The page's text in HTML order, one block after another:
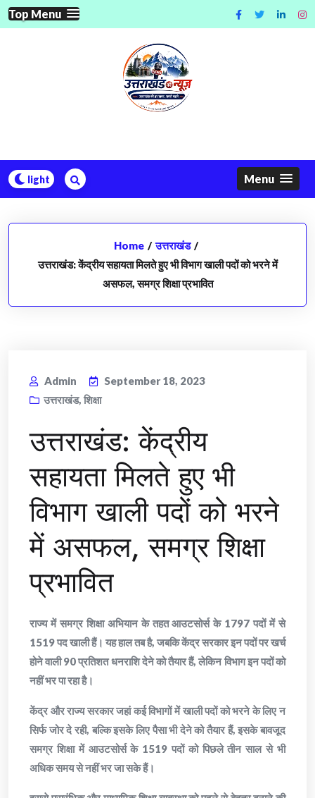
Skip
to
Top Menu
Menu
Home / उत्तराखंड /
उत्तराखंड: केंद्रीय सहायता मिलते हुए भी विभाग खाली पदों को भरने में
असफल, समग्र शिक्षा प्रभावित
Admin
September 18, 2023
उत्तराखंड, शिक्षा
उत्तराखंड: केंद्रीय
सहायता मिलते हुए भी
विभाग खाली पदों को भरने
में असफल, समग्र शिक्षा
प्रभावित
राज्य में समग्र शिक्षा अभियान के तहत आउटसोर्स के 1797 पदों में से
1519 पद खाली हैं। यह हाल तब है, जबकि केंद्र सरकार इन पदों पर खर्च
होने वाली 90 प्रतिशत धनराशि देने को तैयार हैं, लेकिन विभाग इन पदों को
नहीं भर पा रहा है।
केंद्र और राज्य सरकार जहां कई विभागों में खाली पदों को भरने के लिए न
सिर्फ जोर दे रही, बल्कि इसके लिए पैसा भी देने को तैयार हैं, इसके बावजूद
समग्र शिक्षा में आउटसोर्स के 1519 पदों को पिछले तीन साल से भी
अधिक समय से नहीं भर जा सके हैं।